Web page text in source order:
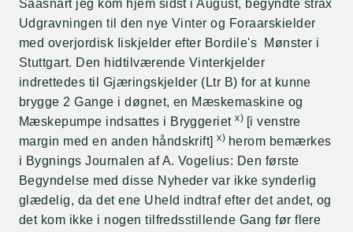
Saasnart jeg kom hjem sidst i August, begyndte strax
Udgravningen til den nye Vinter og Foraarskielder
med overjordisk Iiskjelder efter Bordile's Mønster i
Stuttgart. Den hidtilværende Vinterkjelder
indrettedes til Gjæringskjelder (Ltr B) for at kunne
brygge 2 Gange i døgnet, en Mæskemaskine og
Mæskepumpe indsattes i Bryggerietx) [i venstre
margin med en anden håndskrift]x) herom bemærkes
i Bygnings Journalen af A. Vogelius: Den første
Begyndelse med disse Nyheder var ikke synderlig
glædelig, da det ene Uheld indtraf efter det andet, og
det kom ikke i nogen tilfredsstillende Gang før flere